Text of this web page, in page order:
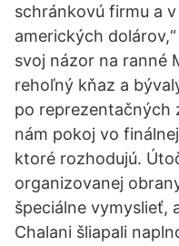
schránkovú firmu a
amerických
svoj názor na ranné
rehoľný kňaz a
po reprezentačných
nám pokoj vo
ktoré rozhodujú.
organizovanej
špeciálne vymyslieť,
Chalani šliapali